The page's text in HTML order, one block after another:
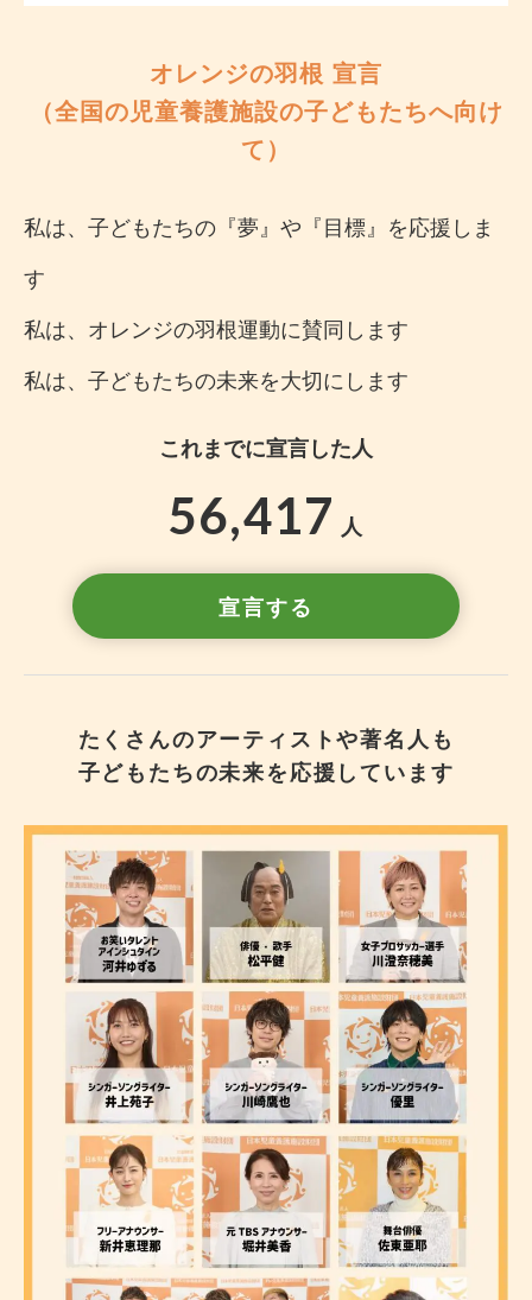
オレンジの羽根 宣言
（全国の児童養護施設の子どもたちへ向け
て）
私は、子どもたちの『夢』や『目標』を応援しま
す
私は、オレンジの羽根運動に賛同します
私は、子どもたちの未来を大切にします
これまでに宣言した人
56,417 人
宣言する
たくさんのアーティストや著名人も
子どもたちの未来を応援しています